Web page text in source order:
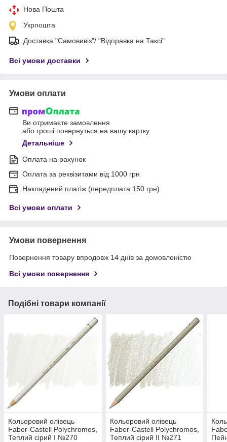
Нова Пошта
Укрпошта
Доставка "Самовивіз"/ "Відправка на Таксі"
Всі умови доставки
Умови оплати
Ви отримаєте замовлення
або гроші повернуться на вашу картку
Детальніше
Оплата на рахунок
Оплата за реквізитами від 1000 грн
Накладений платіж (передплата 150 грн)
Всі умови оплати
Умови повернення
Повернення товару впродовж 14 днів за домовленістю
Всі умови повернення
Подібні товари компанії
Кольоровий олівець
Faber-Castell Polychromos,
Теплий сірий I №270
Кольоровий олівець
Faber-Castell Polychromos,
Теплий сірий II №271